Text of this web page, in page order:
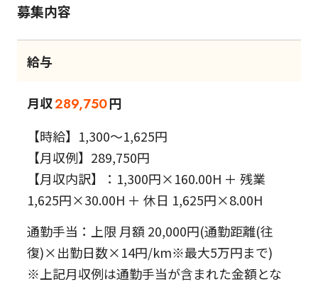
募集内容
給与
月収289,750円
【時給】1,300～1,625円
【月収例】289,750円
【月収内訳】：1,300円×160.00H ＋ 残業
1,625円×30.00H ＋ 休日 1,625円×8.00H
通勤手当：上限 月額 20,000円(通勤距離(往
復)×出勤日数×14円/km※最大5万円まで)
※上記月収例は通勤手当が含まれた金額とな